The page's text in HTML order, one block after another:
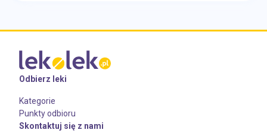
Zawartość ceramidów w produktach do pielęgnacji
budowanie, zaś z drugiej na wypełnianie funkcji
ochronnej bardzo wrażliwej skóry niemowląt i dzieci.
Odbierz leki
Kategorie
Punkty odbioru
Skontaktuj się z nami